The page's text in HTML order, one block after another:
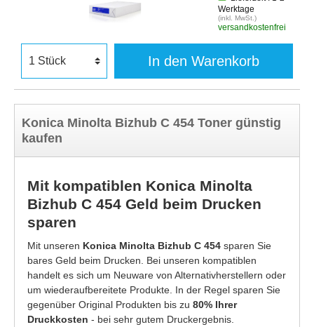
Werktage
(inkl. MwSt.)
versandkostenfrei
In den Warenkorb
Konica Minolta Bizhub C 454 Toner günstig
kaufen
Mit kompatiblen Konica Minolta
Bizhub C 454 Geld beim Drucken
sparen
Mit unseren Konica Minolta Bizhub C 454 sparen Sie
bares Geld beim Drucken. Bei unseren kompatiblen
handelt es sich um Neuware von Alternativherstellern oder
um wiederaufbereitete Produkte. In der Regel sparen Sie
gegenüber Original Produkten bis zu 80% Ihrer
Druckkosten - bei sehr gutem Druckergebnis.